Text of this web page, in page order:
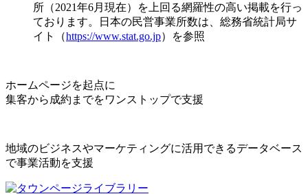
所（2021年6月現在）を上回る網羅性の高い掲載を行っ
ております。日本の民営事業所数は、総務省統計局サ
イト（https://www.stat.go.jp）を参照
ホームページを起点に
集客から成約までをワンストップで支援
地域のビジネスやマーケティングに活用できるデータベース
で事業活動を支援